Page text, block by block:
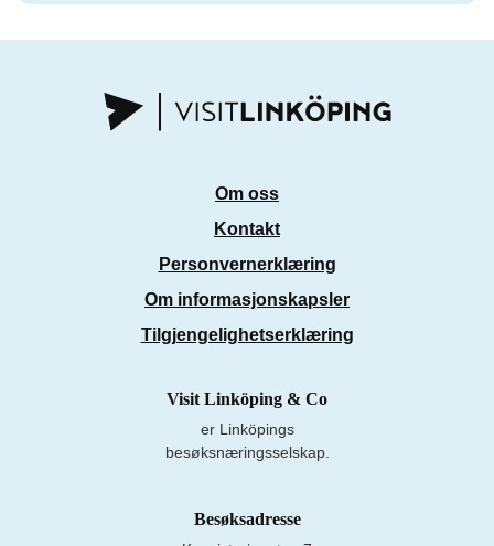
Om oss
Kontakt
Personvernerklæring
Om informasjonskapsler
Tilgjengelighetserklæring
Visit Linköping & Co
er Linköpings
besøksnæringsselskap.
Besøksadresse